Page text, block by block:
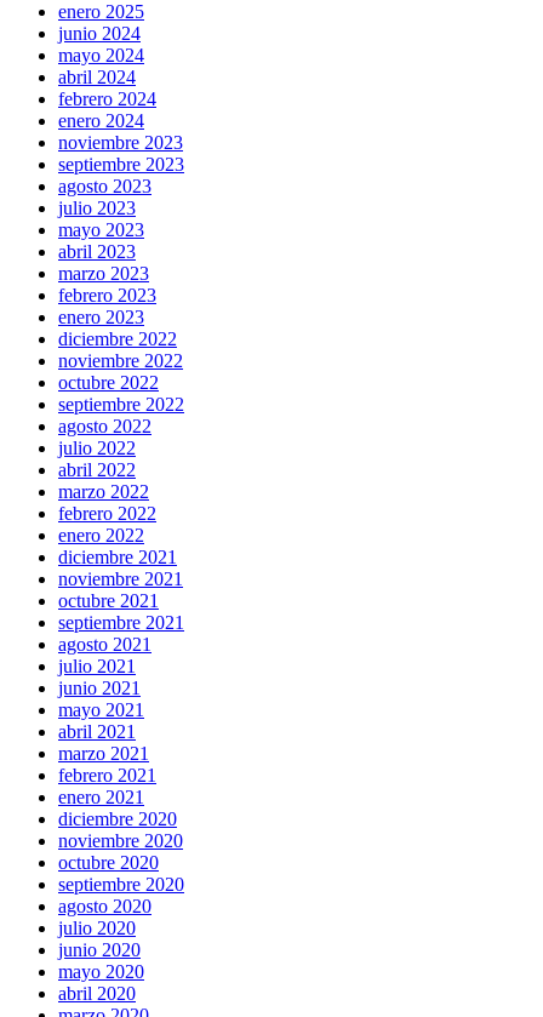
enero 2025
junio 2024
mayo 2024
abril 2024
febrero 2024
enero 2024
noviembre 2023
septiembre 2023
agosto 2023
julio 2023
mayo 2023
abril 2023
marzo 2023
febrero 2023
enero 2023
diciembre 2022
noviembre 2022
octubre 2022
septiembre 2022
agosto 2022
julio 2022
abril 2022
marzo 2022
febrero 2022
enero 2022
diciembre 2021
noviembre 2021
octubre 2021
septiembre 2021
agosto 2021
julio 2021
junio 2021
mayo 2021
abril 2021
marzo 2021
febrero 2021
enero 2021
diciembre 2020
noviembre 2020
octubre 2020
septiembre 2020
agosto 2020
julio 2020
junio 2020
mayo 2020
abril 2020